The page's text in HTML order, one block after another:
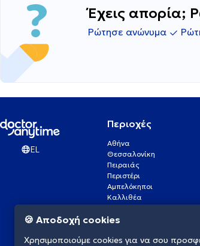
Έχεις απορία;
Ρώτησε ανώνυμα
EL
Περιοχές
Αθήνα
Θεσσαλονίκη
Πειραιάς
Περιστέρι
Αμπελόκηποι
Καλλιθέα
Γλυφάδα
Νέα Σμύρνη
🍪 Αποδοχή cookies
Χρησιμοποιούμε cookies για να σου